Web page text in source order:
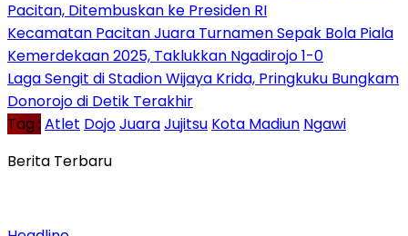
Pacitan, Ditembuskan ke Presiden RI
Kecamatan Pacitan Juara Turnamen Sepak Bola Piala
Kemerdekaan 2025, Taklukkan Ngadirojo 1-0
Laga Sengit di Stadion Wijaya Krida, Pringkuku Bungkam
Donorojo di Detik Terakhir
Tag : Atlet DojoJuaraJujitsu Kota Madiun Ngawi
Berita Terbaru